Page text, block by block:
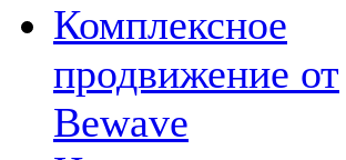
Комплексное
продвижение от
Bewave